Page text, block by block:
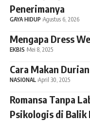
Penerimanya
GAYA HIDUP Agustus 6, 2026
Mengapa Dress
EKBIS Mei 8, 2025
Cara Makan
NASIONAL April 30, 2025
Romansa Tanpa
Psikologis di Balik